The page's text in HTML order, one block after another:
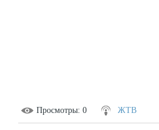
Просмотры: 0 ЖТВ